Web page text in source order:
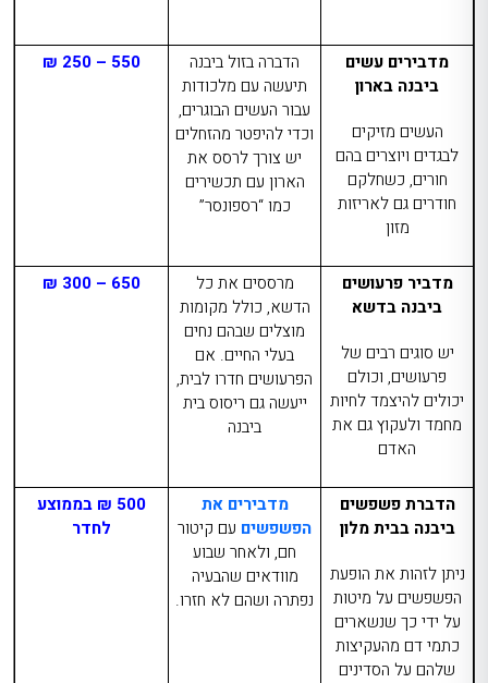
מדבירים עשים
ביבנה בארון
העשים מזיקים
לבגדים ויוצרים בהם
חורים, כשחלקם
חודרים גם לאריזות
מזון
הדברה בזול ביבנה
תיעשה עם מלכודות
עבור העשים הבוגרים,
וכדי להיפטר מהזחלים
יש צורך לרסס את
הארון עם תכשירים
כמו “רספונסר”
550 – 250 ₪
מדביר פרעושים
ביבנה בדשא
יש סוגים רבים של
פרעושים, וכולם
יכולים להיצמד לחיות
מחמד ולעקוץ גם את
האדם
מרססים את כל
הדשא, כולל מקומות
מוצלים שבהם נחים
בעלי החיים. אם
הפרעושים חדרו לבית,
ייעשה גם ריסוס בית
ביבנה
650 – 300 ₪
הדברת פשפשים
ביבנה בבית מלון
ניתן לזהות את הופעת
הפשפשים על מיטות
על ידי כך שנשארים
כתמי דם מהעקיצות
שלהם על הסדינים
מדבירים את
הפשפשים עם קיטור
חם, ולאחר שבוע
מוודאים שהבעיה
נפתרה ושהם לא חזרו.
500 ₪ בממוצע
לחדר